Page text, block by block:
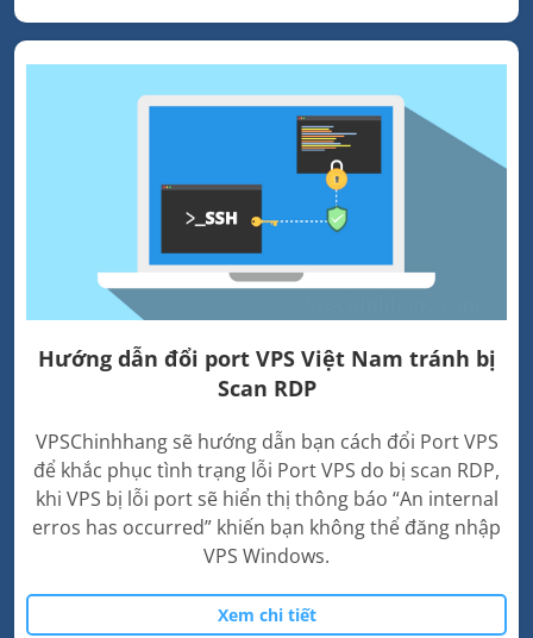
Hướng dẫn đổi port VPS Việt Nam tránh bị
Scan RDP
VPSChinhhang sẽ hướng dẫn bạn cách đổi Port VPS
để khắc phục tình trạng lỗi Port VPS do bị scan RDP,
khi VPS bị lỗi port sẽ hiển thị thông báo “An internal
erros has occurred” khiến bạn không thể đăng nhập
VPS Windows.
Xem chi tiết